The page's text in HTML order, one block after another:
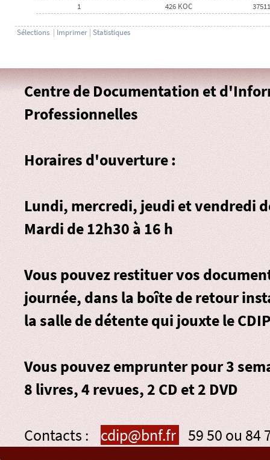
1
426 KOC
Sélections | Imprimer | Statistiques
Centre de Documentation et
Professionnelles
Horaires d'ouverture :
Lundi, mercredi, jeudi et vendredi
Mardi de 12h30 à 16 h
Vous pouvez restituer vos
journée, dans la boîte de retour
la salle de détente qui jouxte le
Vous pouvez emprunter pour 3
8 livres, 4 revues, 2 CD et 2 DVD
Contacts : cdip@bnf.fr 59 50 ou 84